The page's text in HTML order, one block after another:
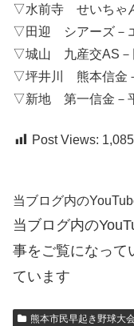
▽水前寺 せいちゃ
▽田迎 シアーズ－
▽城山 九産交AS－
▽坪井川 熊本信金
▽新地 第一信金－
Post Views: 1,085
当ブログ内の
当ブログ内の
事をご覧になって
ています
熊本市民早起き野球大